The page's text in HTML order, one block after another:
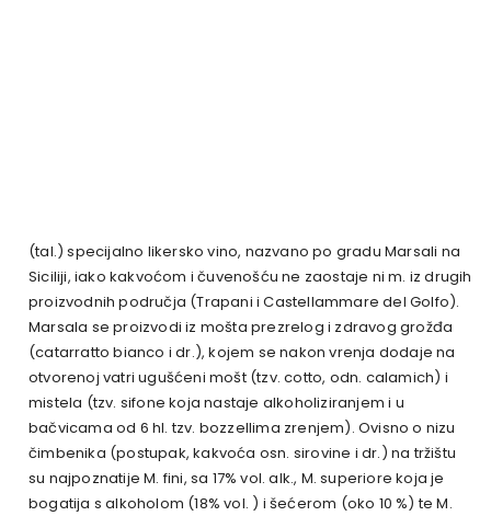
(tal.) specijalno likersko vino, nazvano po gradu Marsali na
Siciliji, iako kakvoćom i čuvenošću ne zaostaje ni m. iz drugih
proizvodnih područja (Trapani i Castellammare del Golfo).
Marsala se proizvodi iz mošta prezrelog i zdravog grožđa
(catarratto bianco i dr.), kojem se nakon vrenja dodaje na
otvorenoj vatri ugušćeni mošt (tzv. cotto, odn. calamich) i
mistela (tzv. sifone koja nastaje alkoholiziranjem i u
bačvicama od 6 hl. tzv. bozzellima zrenjem). Ovisno o nizu
čimbenika (postupak, kakvoća osn. sirovine i dr.) na tržištu
su najpoznatije M. fini, sa 17% vol. alk., M. superiore koja je
bogatija s alkoholom (18% vol. ) i šećerom (oko 10 %) te M.